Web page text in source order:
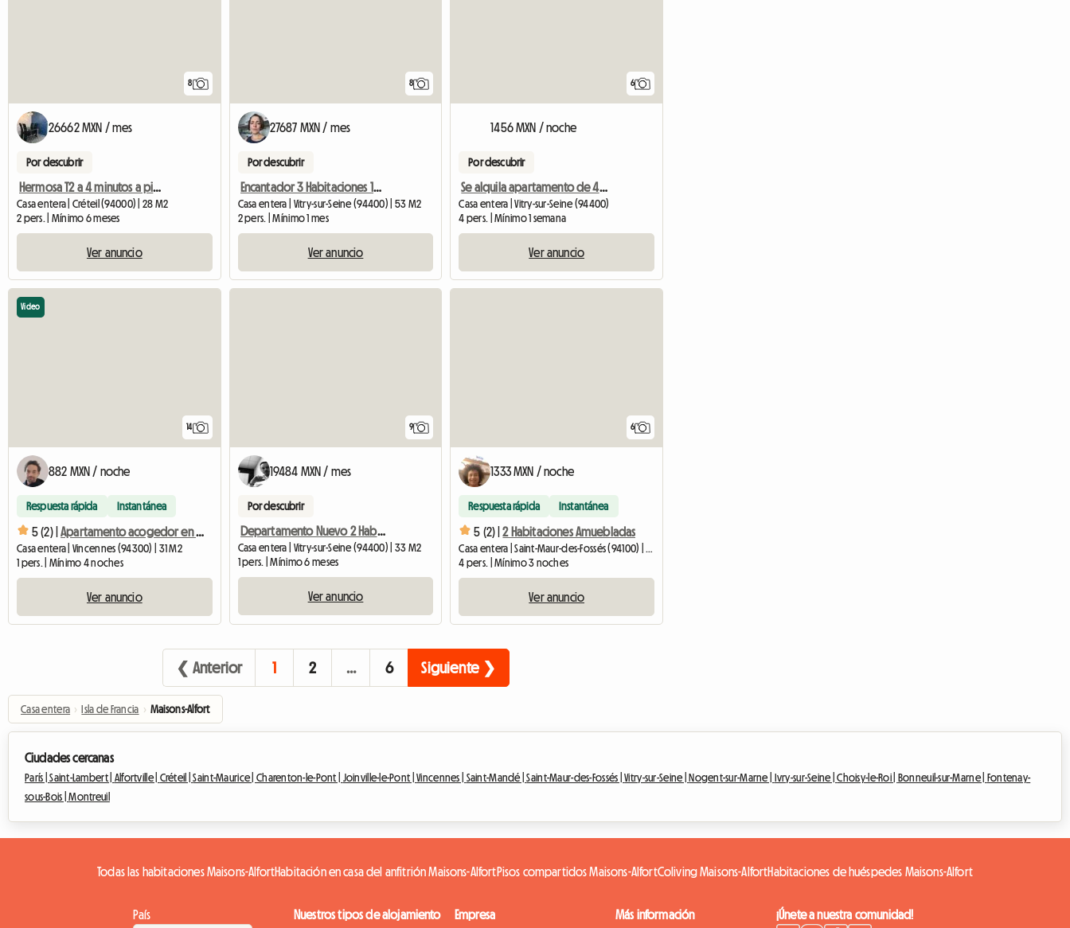
8
26662 MXN / mes
Por descubrir
Hermosa T2 a 4 minutos a pie de la estación de metro de la prefectura de Créteil
Casa entera | Créteil (94000) | 28 M2
2 pers. | Mínimo 6 meses
Ver anuncio
8
27687 MXN / mes
Por descubrir
Encantador 3 Habitaciones 10 Min Notre Dame
Casa entera | Vitry-sur-Seine (94400) | 53 M2
2 pers. | Mínimo 1 mes
Ver anuncio
6
1456 MXN / noche
Por descubrir
Se alquila apartamento de 4 habitaciones en una hermosa casa de piedra de molino.
Casa entera | Vitry-sur-Seine (94400)
4 pers. | Mínimo 1 semana
Ver anuncio
14
Video
882 MXN / noche
Respuesta rápida Instantánea
5 (2) | Apartamento acogedor en Vincennes
Casa entera | Vincennes (94300) | 31 M2
1 pers. | Mínimo 4 noches
Ver anuncio
9
19484 MXN / mes
Por descubrir
Departamento Nuevo 2 Habitaciones + Estacionamiento
Casa entera | Vitry-sur-Seine (94400) | 33 M2
1 pers. | Mínimo 6 meses
Ver anuncio
6
1333 MXN / noche
Respuesta rápida Instantánea
5 (2) | 2 Habitaciones Amuebladas
Casa entera | Saint-Maur-des-Fossés (94100) | 60 M2
4 pers. | Mínimo 3 noches
Ver anuncio
❮ Anterior 1 2 … 6 Siguiente ❯
Casa entera › Isla de Francia › Maisons-Alfort
Ciudades cercanas
París |Saint-Lambert | Alfortville | Créteil |Saint-Maurice | Charenton-le-Pont | Joinville-le-Pont |Vincennes | Saint-Mandé |Saint-Maur-des-Fossés |Vitry-sur-Seine | Nogent-sur-Marne | Ivry-sur-Seine |Choisy-le-Roi | Bonneuil-sur-Marne |
Fontenay-
sous-Bois |Montreuil
Todas las habitaciones Maisons-AlfortHabitación en casa del anfitrión Maisons-AlfortPisos compartidos Maisons-AlfortColiving Maisons-AlfortHabitaciones de huéspedes Maisons-Alfort
País Nuestros tipos de alojamiento Empresa Más información ¡Únete a nuestra comunidad!